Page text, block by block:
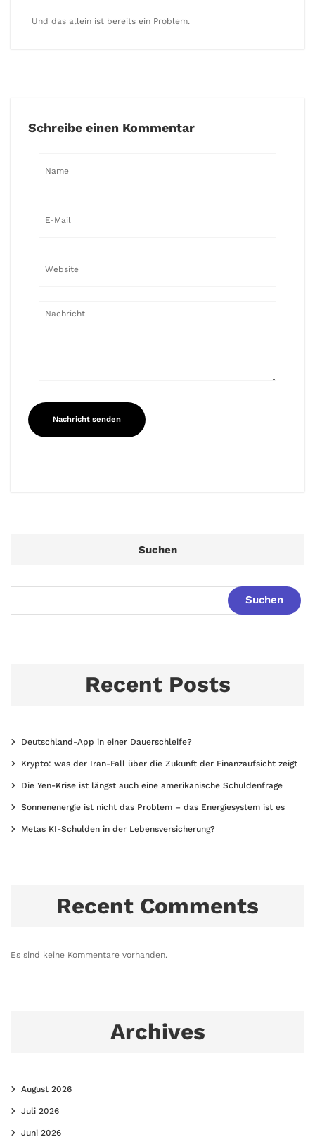
Und das allein ist bereits ein Problem.
Schreibe einen Kommentar
Suchen
Suchen
Recent Posts
Deutschland-App in einer Dauerschleife?
Krypto: was der Iran-Fall über die Zukunft der Finanzaufsicht zeigt
Die Yen-Krise ist längst auch eine amerikanische Schuldenfrage
Sonnenenergie ist nicht das Problem – das Energiesystem ist es
Metas KI-Schulden in der Lebensversicherung?
Recent Comments
Es sind keine Kommentare vorhanden.
Archives
August 2026
Juli 2026
Juni 2026